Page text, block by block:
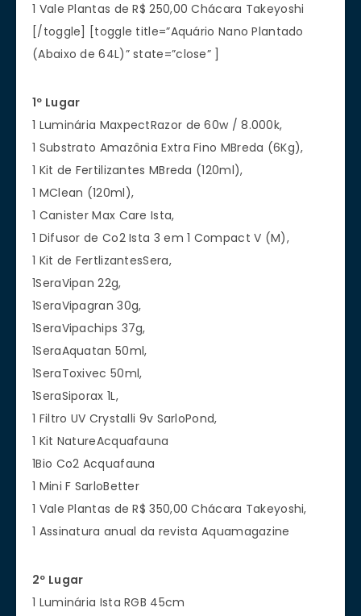
1 Vale Plantas de R$ 250,00 Chácara Takeyoshi
[/toggle] [toggle title=”Aquário Nano Plantado
(Abaixo de 64L)” state=”close” ]
1º Lugar
1 Luminária MaxpectRazor de 60w / 8.000k,
1 Substrato Amazônia Extra Fino MBreda (6Kg),
1 Kit de Fertilizantes MBreda (120ml),
1 MClean (120ml),
1 Canister Max Care Ista,
1 Difusor de Co2 Ista 3 em 1 Compact V (M),
1 Kit de FertlizantesSera,
1SeraVipan 22g,
1SeraVipagran 30g,
1SeraVipachips 37g,
1SeraAquatan 50ml,
1SeraToxivec 50ml,
1SeraSiporax 1L,
1 Filtro UV Crystalli 9v SarloPond,
1 Kit NatureAcquafauna
1Bio Co2 Acquafauna
1 Mini F SarloBetter
1 Vale Plantas de R$ 350,00 Chácara Takeyoshi,
1 Assinatura anual da revista Aquamagazine
2º Lugar
1 Luminária Ista RGB 45cm